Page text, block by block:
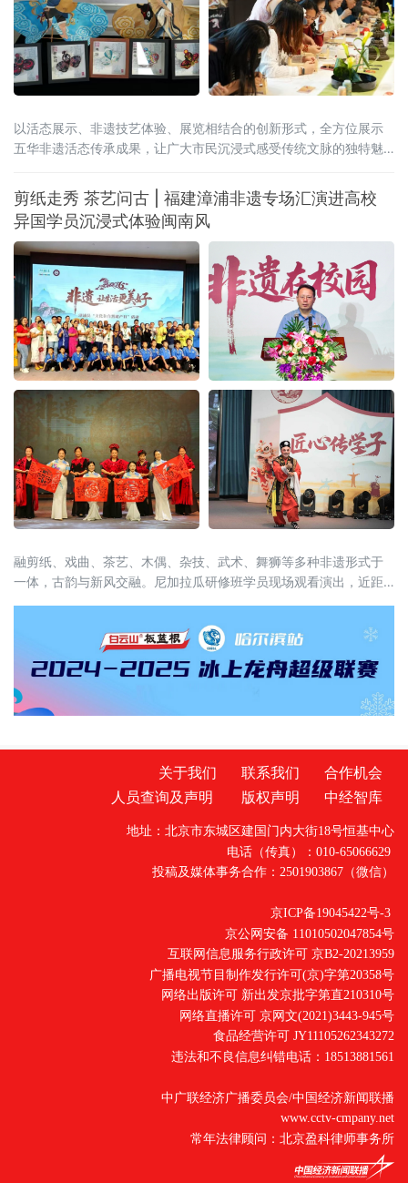
以活态展示、非遗技艺体验、展览相结合的创新形式，全方位展示
五华非遗活态传承成果，让广大市民沉浸式感受传统文脉的独特魅
剪纸走秀 茶艺问古 | 福建漳浦非遗专场汇演进高校
异国学员沉浸式体验闽南风
融剪纸、戏曲、茶艺、木偶、杂技、武术、舞狮等多种非遗形式于
一体，古韵与新风交融。尼加拉瓜研修班学员现场观看演出，近距
关于我们 联系我们
合作机会
人员查询及声明
版权声明 中经智库
地址：北京市东城区建国门内大街18号恒基中心
电话（传真）：010-65066629
投稿及媒体事务合作：2501903867（微信）
京ICP备19045422号-3
京公网安备 11010502047854号
互联网信息服务行政许可 京B2-20213959
广播电视节目制作发行许可(京)字第20358号
网络出版许可 新出发京批字第直210310号
网络直播许可 京网文(2021)3443-945号
食品经营许可 JY11105262343272
违法和不良信息纠错电话：18513881561
中广联经济广播委员会/中国经济新闻联播
www.cctv-cmpany.net
常年法律顾问：北京盈科律师事务所